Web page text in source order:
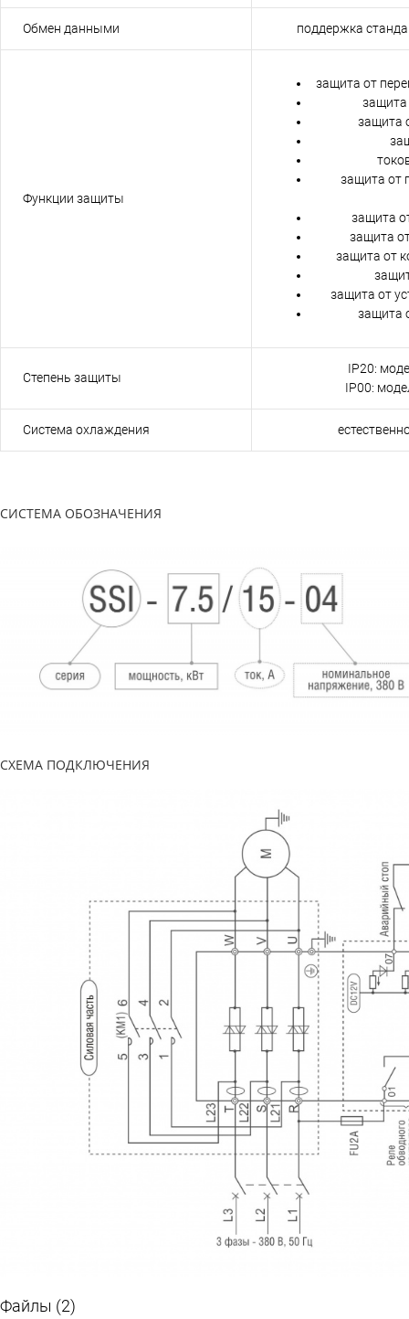
Обмен данными поддержка
Функции защиты
защита от
защита
защита от
защита
защита
защита от
защита от
защита
Степень защиты
IP20:
IP00:
Система охлаждения
СИСТЕМА ОБОЗНАЧЕНИЯ
СХЕМА ПОДКЛЮЧЕНИЯ
Файлы (2)